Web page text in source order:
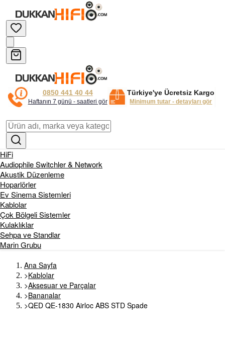
0850 441 40 44
Haftanın 7 günü - saatleri gör
Türkiye'ye Ücretsiz Kargo
Minimum tutar - detayları gör
HiFi
Audiophile Switchler & Network
Akustik Düzenleme
Hoparlörler
Ev Sinema Sistemleri
Kablolar
Çok Bölgeli Sistemler
Kulaklıklar
Sehpa ve Standlar
Marin Grubu
Ana Sayfa
>Kablolar
>Aksesuar ve Parçalar
>Bananalar
>QED QE-1830 Airloc ABS STD Spade